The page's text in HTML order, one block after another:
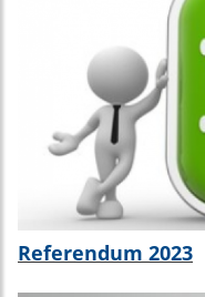
Referendum 2023